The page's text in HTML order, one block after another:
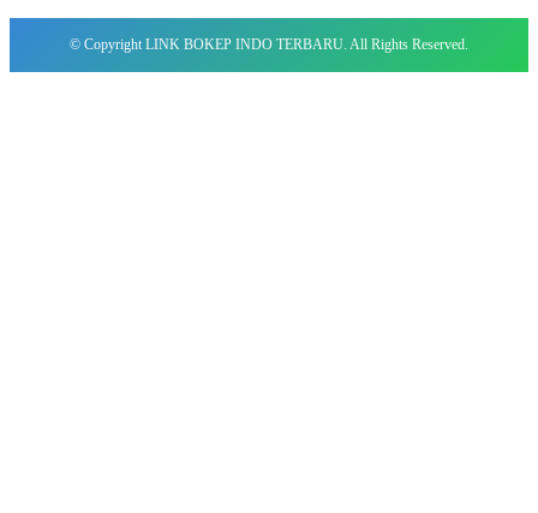
© Copyright LINK BOKEP INDO TERBARU. All Rights Reserved.